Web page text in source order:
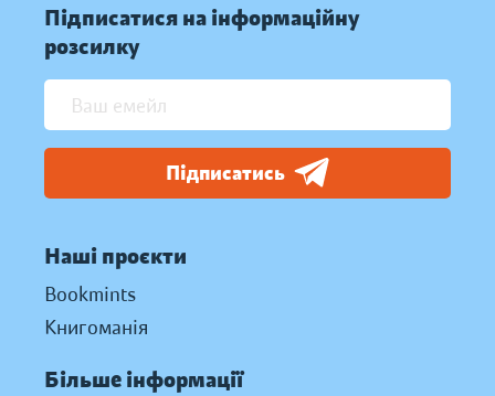
Підписатися на інформаційну
розсилку
Підписатись
Наші проєкти
Bookmints
Книгоманія
Більше інформації